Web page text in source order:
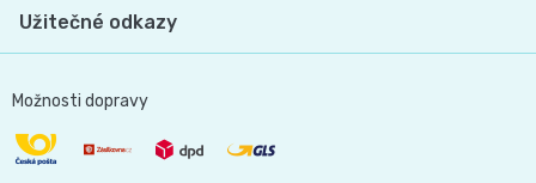
Užitečné odkazy
Možnosti dopravy